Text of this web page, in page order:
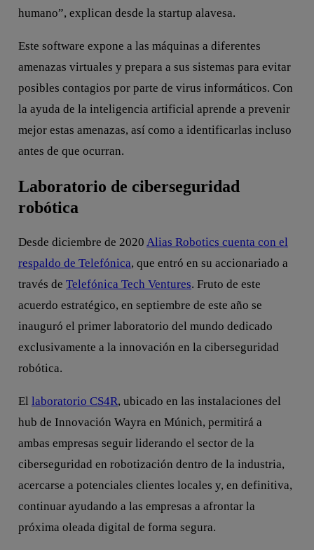
humano”, explican desde la startup alavesa.
Este software expone a las máquinas a diferentes
amenazas virtuales y prepara a sus sistemas para evitar
posibles contagios por parte de virus informáticos. Con
la ayuda de la inteligencia artificial aprende a prevenir
mejor estas amenazas, así como a identificarlas incluso
antes de que ocurran.
Laboratorio de ciberseguridad
robótica
Desde diciembre de 2020 Alias Robotics cuenta con el
respaldo de Telefónica, que entró en su accionariado a
través de Telefónica Tech Ventures. Fruto de este
acuerdo estratégico, en septiembre de este año se
inauguró el primer laboratorio del mundo dedicado
exclusivamente a la innovación en la ciberseguridad
robótica.
El laboratorio CS4R, ubicado en las instalaciones del
hub de Innovación Wayra en Múnich, permitirá a
ambas empresas seguir liderando el sector de la
ciberseguridad en robotización dentro de la industria,
acercarse a potenciales clientes locales y, en definitiva,
continuar ayudando a las empresas a afrontar la
próxima oleada digital de forma segura.